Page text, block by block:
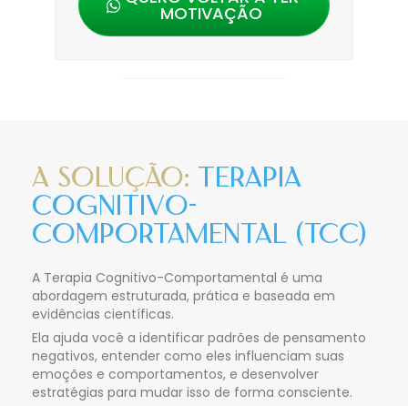
MOTIVAÇÃO
A Solução: Terapia
Cognitivo-
Comportamental (TCC)
A Terapia Cognitivo-Comportamental é uma
abordagem estruturada, prática e baseada em
evidências científicas.
Ela ajuda você a identificar padrões de pensamento
negativos, entender como eles influenciam suas
emoções e comportamentos, e desenvolver
estratégias para mudar isso de forma consciente.